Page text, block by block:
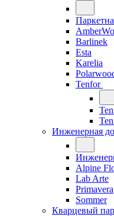
Barlinek
Esta
Karelia
Tenfor
Инженерная
Alpine
Lab Arte
Primavera
Sommer
Кварцевый